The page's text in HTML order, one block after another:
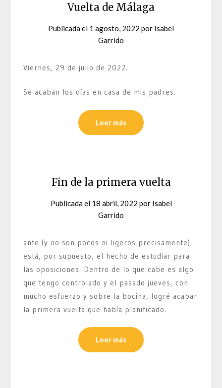
Vuelta de Málaga
Publicada el 1 agosto, 2022 por Isabel
Garrido
Viernes, 29 de julio de 2022.
Se acaban los días en casa de mis padres.
Leer más
Fin de la primera vuelta
Publicada el 18 abril, 2022 por Isabel
Garrido
ante (y no son pocos ni ligeros precisamente)
está, por supuesto, el hecho de estudiar para
las oposiciones. Dentro de lo que cabe es algo
que tengo controlado y el pasado jueves, con
mucho esfuerzo y sobre la bocina, logré acabar
la primera vuelta que había planificado.
Leer más